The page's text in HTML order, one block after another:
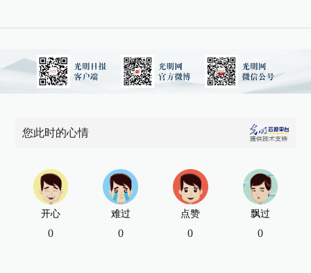
您此时的心情
开心
0
难过
0
点赞
0
飘过
0